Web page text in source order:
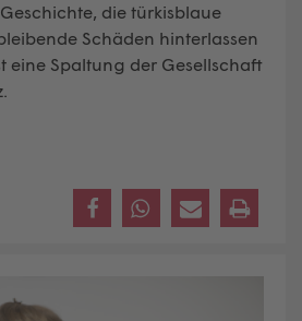
die türkisblaue
Schäden hinterlassen
eine Spaltung der Gesellschaft